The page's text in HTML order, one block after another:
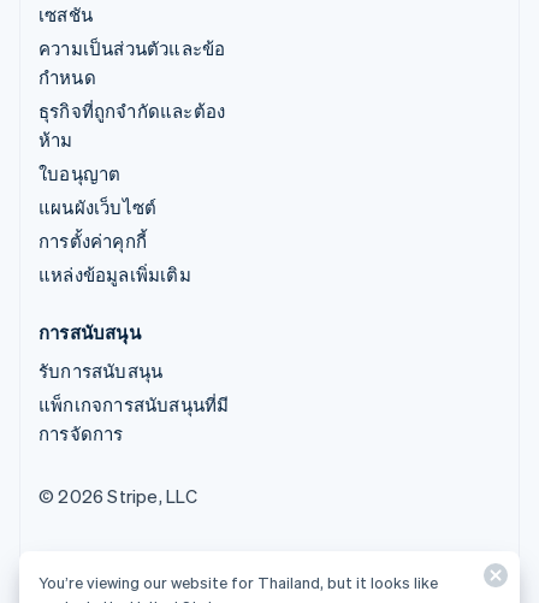
เซสชัน
ความเป็นส่วนตัวและข้อ
กำหนด
ธุรกิจที่ถูกจำกัดและต้อง
ห้าม
ใบอนุญาต
แผนผังเว็บไซต์
การตั้งค่าคุกกี้
แหล่งข้อมูลเพิ่มเติม
การสนับสนุน
รับการสนับสนุน
แพ็กเกจการสนับสนุนที่มี
การจัดการ
© 2026 Stripe, LLC
You’re viewing our website for Thailand, but it looks like